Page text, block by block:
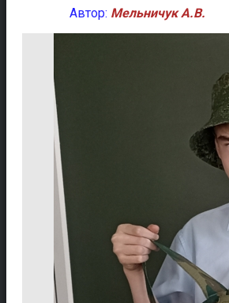
Автор: Мельничук А.В.